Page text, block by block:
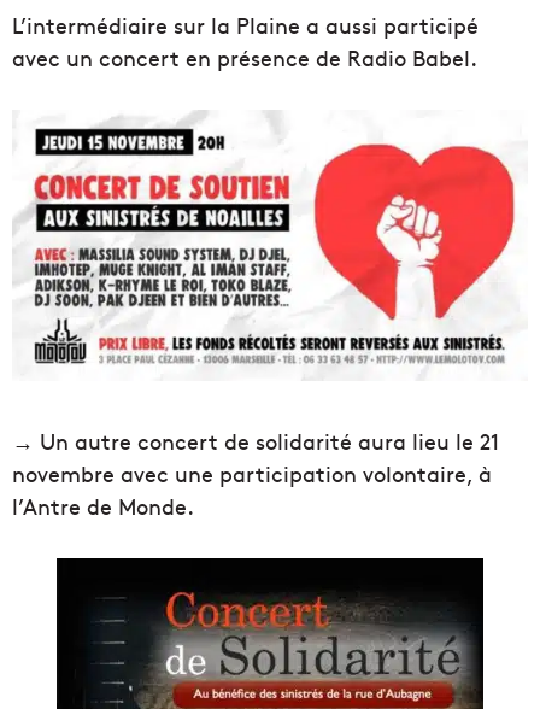
L’intermédiaire sur la Plaine a aussi participé
avec un concert en présence de Radio Babel.
→ Un autre concert de solidarité aura lieu le 21
novembre avec une participation volontaire, à
l’Antre de Monde.